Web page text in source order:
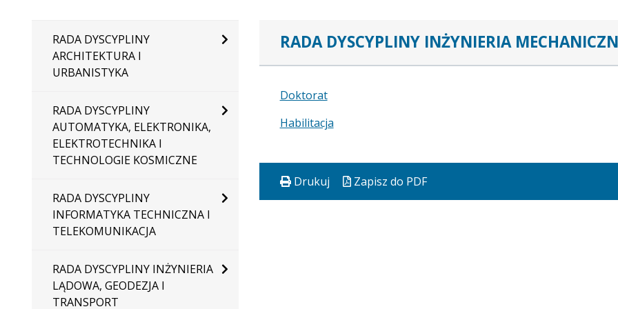
RADA DYSCYPLINY
ARCHITEKTURA I
URBANISTYKA
RADA DYSCYPLINY
AUTOMATYKA, ELEKTRONIKA,
ELEKTROTECHNIKA I
TECHNOLOGIE KOSMICZNE
RADA DYSCYPLINY
INFORMATYKA TECHNICZNA I
TELEKOMUNIKACJA
RADA DYSCYPLINY INŻYNIERIA
LĄDOWA, GEODEZJA I
TRANSPORT
RADA DYSCYPLINY INŻYNIERIA
Doktorat
Habilitacja
Drukuj Zapisz do PDF